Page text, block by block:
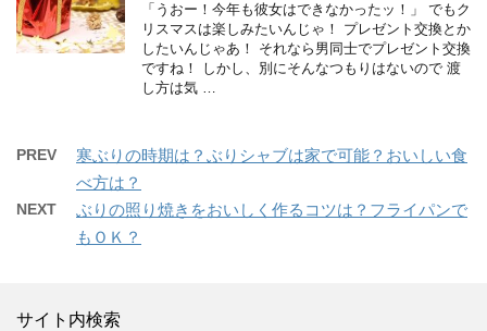
「うおー！今年も彼女はできなかったッ！」 でもク
リスマスは楽しみたいんじゃ！ プレゼント交換とか
したいんじゃあ！ それなら男同士でプレゼント交換
ですね！ しかし、別にそんなつもりはないので 渡
し方は気 …
PREV
寒ぶりの時期は？ぶりシャブは家で可能？おいしい食
べ方は？
NEXT
ぶりの照り焼きをおいしく作るコツは？フライパンで
もＯＫ？
サイト内検索